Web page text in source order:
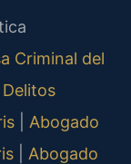
Criminal del
Abogado
Abogado